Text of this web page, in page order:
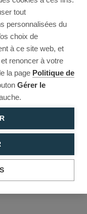
tout
personnalisées du
choix de
à ce site web, et
renoncer à votre
la page Politique de
Gérer le